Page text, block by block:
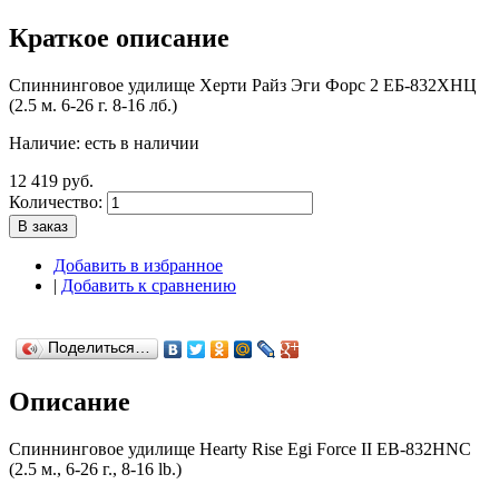
Краткое описание
Спиннинговое удилище Херти Райз Эги Форс 2 ЕБ-832ХНЦ
(2.5 м. 6-26 г. 8-16 лб.)
Наличие: есть в наличии
12 419 руб.
Количество:
В заказ
Добавить в избранное
| Добавить к сравнению
Поделиться…
Описание
Спиннинговое удилище Hearty Rise Egi Force II EB-832HNC
(2.5 м., 6-26 г., 8-16 lb.)